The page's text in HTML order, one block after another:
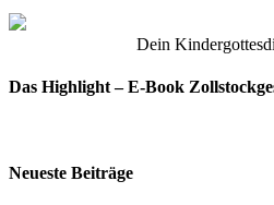
Dein
Das Highlight – E-Book
Neueste Beiträge